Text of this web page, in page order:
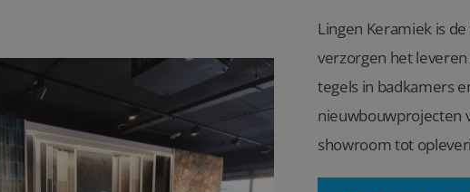
Lingen Keramiek is
verzorgen het
tegels in badkamers
nieuwbouwprojecten
showroom tot